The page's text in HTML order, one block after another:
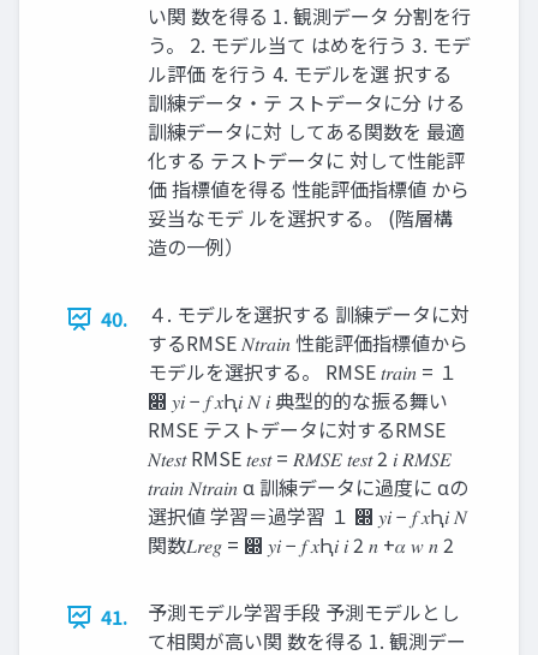
い関 数を得る 1. 観測データ 分割を行
う。 2. モデル当て はめを行う 3. モデ
ル評価 を行う 4. モデルを選 択する
訓練データ・テ ストデータに分 ける
訓練データに対 してある関数を 最適
化する テストデータに 対して性能評
価 指標値を得る 性能評価指標値 から
妥当なモデ ルを選択する。 (階層構
造の一例）
40.
４. モデルを選択する 訓練データに対
するRMSE 𝑁𝑡𝑟𝑎𝑖𝑛 性能評価指標値から
モデルを選択する。 RMSE 𝑡𝑟𝑎𝑖𝑛 = １
෍ 𝑦𝑖 − 𝑓 𝑥Ԧ𝑖 𝑁 𝑖 典型的的な振る舞い
RMSE テストデータに対するRMSE
𝑁𝑡𝑒𝑠𝑡 RMSE 𝑡𝑒𝑠𝑡 = 𝑅𝑀𝑆𝐸 𝑡𝑒𝑠𝑡 2 𝑖 𝑅𝑀𝑆𝐸
𝑡𝑟𝑎𝑖𝑛 𝑁𝑡𝑟𝑎𝑖𝑛 α 訓練データに過度に αの
選択値 学習＝過学習 １ ෍ 𝑦𝑖 − 𝑓 𝑥Ԧ𝑖 𝑁
関数𝐿𝑟𝑒𝑔 = ෍ 𝑦𝑖 − 𝑓 𝑥Ԧ𝑖 𝑖 2 𝑛 +𝛼 𝑤 𝑛 2
41.
予測モデル学習手段 予測モデルとし
て相関が高い関 数を得る 1. 観測デー